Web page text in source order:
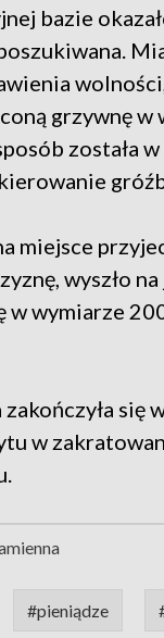
bazie
grzywnę w
została w
miejsce
wyszło
w wymiarze
się
w
#pieniądze